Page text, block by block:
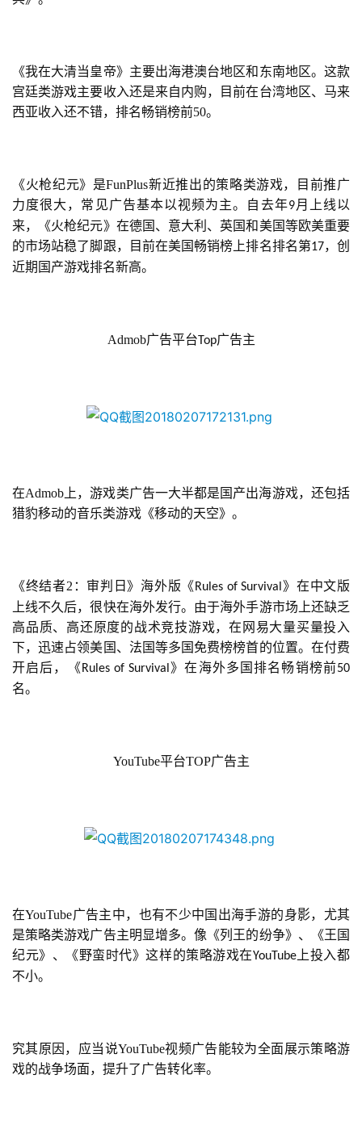
2
十
三
届
7
月
会
站
中
文
(
《我在大清当皇帝》主要出海港澳台地区和东南地区。这款
宫廷类游戏主要收入还是来自内购，目前在台湾地区、马来
西亚收入还不错，排名畅销榜前50。
《火枪纪元》是FunPlus新近推出的策略类游戏，目前推广
力度很大，常见广告基本以视频为主。自去年9月上线以
来，《火枪纪元》在德国、意大利、英国和美国等欧美重要
的市场站稳了脚跟，目前在美国畅销榜上排名排名第17，创
近期国产游戏排名新高。
Admob广告平台Top广告主
在Admob上，游戏类广告一大半都是国产出海游戏，还包括
猎豹移动的音乐类游戏《移动的天空》。
《终结者2：审判日》海外版《Rules of Survival》在中文版
上线不久后，很快在海外发行。由于海外手游市场上还缺乏
高品质、高还原度的战术竞技游戏，在网易大量买量投入
下，迅速占领美国、法国等多国免费榜榜首的位置。在付费
开启后，《Rules of Survival》在海外多国排名畅销榜前50
名。
YouTube平台TOP广告主
在YouTube广告主中，也有不少中国出海手游的身影，尤其
是策略类游戏广告主明显增多。像《列王的纷争》、《王国
纪元》、《野蛮时代》这样的策略游戏在YouTube上投入都
不小。
究其原因，应当说YouTube视频广告能较为全面展示策略游
戏的战争场面，提升了广告转化率。